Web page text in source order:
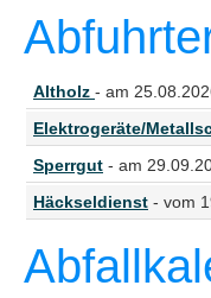
Altholz - am
Elektrogeräte/
Sperrgut - am
Häckseldienst - vom